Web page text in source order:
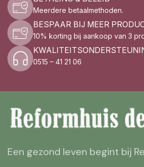
Meerdere betaalmethoden.
BESPAAR BIJ MEER
10% korting bij aankoop van 3
0515 – 41 21 06
Een gezond leven begint bij